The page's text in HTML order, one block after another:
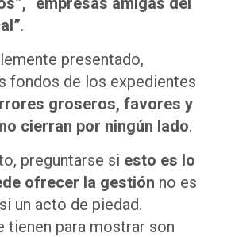
.
presentado,
fondos de los expedientes
groseros, favores y
cierran por ningún lado.
preguntarse si esto es lo
ofrecer la gestión no es
un acto de piedad.
tienen para mostrar son